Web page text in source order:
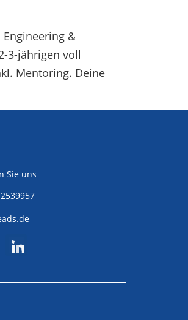
&
3-jährigen voll
Mentoring. Deine
Sie uns